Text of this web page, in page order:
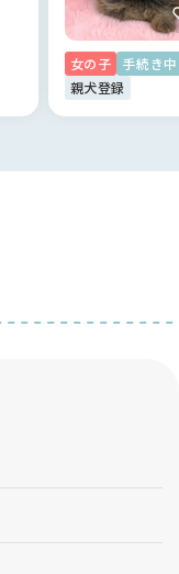
女の子
手続き中
親犬登録